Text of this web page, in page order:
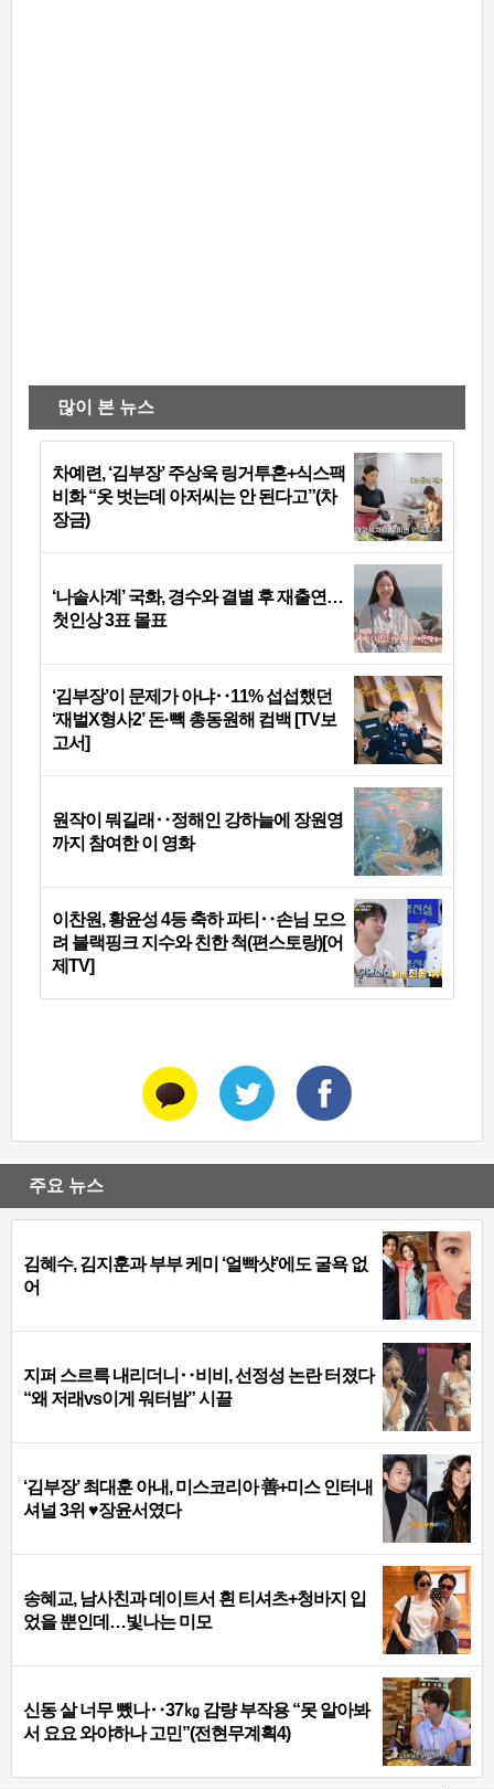
많이 본 뉴스
차예련, ‘김부장’ 주상욱 링거투혼+식스팩
비화 “옷 벗는데 아저씨는 안 된다고”(차
장금)
‘나솔사계’ 국화, 경수와 결별 후 재출연…
첫인상 3표 몰표
‘김부장’이 문제가 아냐‥11% 섭섭했던
‘재벌X형사2’ 돈·빽 총동원해 컴백 [TV보
고서]
원작이 뭐길래‥정해인 강하늘에 장원영
까지 참여한 이 영화
이찬원, 황윤성 4등 축하 파티‥손님 모으
려 블랙핑크 지수와 친한 척(편스토랑)[어
제TV]
주요 뉴스
김혜수, 김지훈과 부부 케미 ‘얼빡샷’에도 굴욕 없
어
지퍼 스르륵 내리더니‥비비, 선정성 논란 터졌다
“왜 저래vs이게 워터밤” 시끌
‘김부장’ 최대훈 아내, 미스코리아 善+미스 인터내
셔널 3위 ♥장윤서였다
송혜교, 남사친과 데이트서 흰 티셔츠+청바지 입
었을 뿐인데…빛나는 미모
신동 살 너무 뺐나‥37㎏ 감량 부작용 “못 알아봐
서 요요 와야하나 고민”(전현무계획4)